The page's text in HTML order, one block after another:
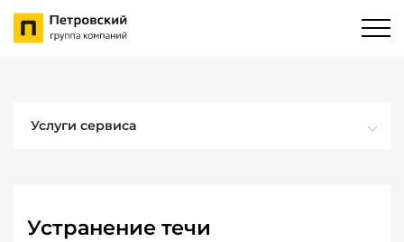
Услуги сервиса
Устранение течи